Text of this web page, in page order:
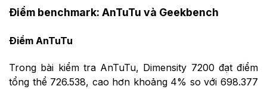
Điểm benchmark: AnTuTu và Geekbench
Điểm AnTuTu
Trong bài kiểm tra AnTuTu, Dimensity 7200 đạt điểm
tổng thể 726.538, cao hơn khoảng 4% so với 698.377